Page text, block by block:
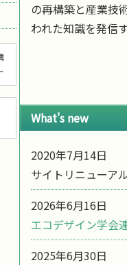
の再構築と産業技
われた知識を発信
What's new
2020年7月14日
サイトリニューア
2026年6月16日
エコデザイン学会
2025年6月30日